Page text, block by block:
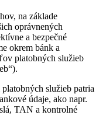
na základe
oprávnených
a bezpečné
okrem bánk a
platobných služieb
služieb patria
údaje, ako napr.
TAN a kontrolné